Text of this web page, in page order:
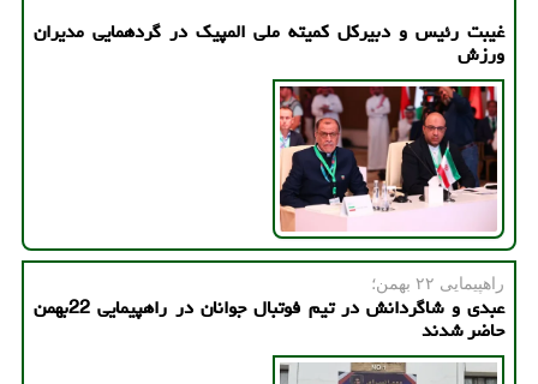
غیبت رئیس و دبیرکل کمیته ملی المپیک در گردهمایی مدیران
ورزش
راهپیمایی ۲۲ بهمن؛
عبدی و شاگردانش در تیم فوتبال جوانان در راهپیمایی 22بهمن
حاضر شدند